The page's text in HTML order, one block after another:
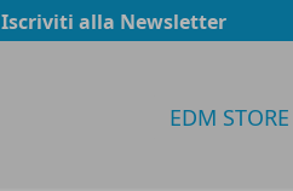
Iscriviti alla Newsletter
EDM STORE